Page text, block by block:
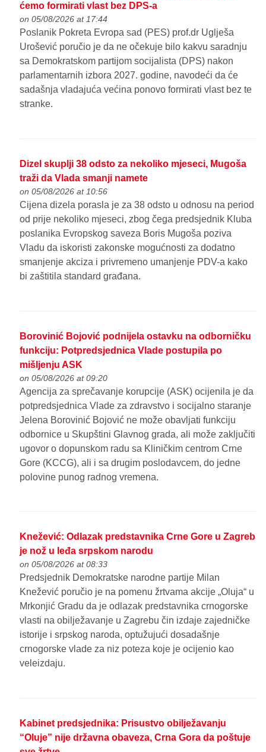
ćemo formirati vlast bez DPS-a
on 05/08/2026 at 17:44
Poslanik Pokreta Evropa sad (PES) prof.dr Uglješa
Urošević poručio je da ne očekuje bilo kakvu saradnju
sa Demokratskom partijom socijalista (DPS) nakon
parlamentarnih izbora 2027. godine, navodeći da će
sadašnja vladajuća većina ponovo formirati vlast bez te
stranke.
Dizel skuplji 38 odsto za nekoliko mjeseci, Mugoša
traži da Vlada smanji namete
on 05/08/2026 at 10:56
Cijena dizela porasla je za 38 odsto u odnosu na period
od prije nekoliko mjeseci, zbog čega predsjednik Kluba
poslanika Evropskog saveza Boris Mugoša poziva
Vladu da iskoristi zakonske mogućnosti za dodatno
smanjenje akciza i privremeno umanjenje PDV-a kako
bi zaštitila standard građana.
Borovinić Bojović podnijela ostavku na odborničku
funkciju: Potpredsjednica Vlade postupila po
mišljenju ASK
on 05/08/2026 at 09:20
Agencija za sprečavanje korupcije (ASK) ocijenila je da
potpredsjednica Vlade za zdravstvo i socijalno staranje
Jelena Borovinić Bojović ne može obavljati funkciju
odbornice u Skupštini Glavnog grada, ali može zaključiti
ugovor o dopunskom radu sa Kliničkim centrom Crne
Gore (KCCG), ali i sa drugim poslodavcem, do jedne
polovine punog radnog vremena.
Knežević: Odlazak predstavnika Crne Gore u Zagreb
je nož u leđa srpskom narodu
on 05/08/2026 at 08:33
Predsjednik Demokratske narodne partije Milan
Knežević poručio je na pomenu žrtvama akcije „Oluja“ u
Mrkonjić Gradu da je odlazak predstavnika crnogorske
vlasti na obilježavanje u Zagrebu čin izdaje zajedničke
istorije i srpskog naroda, optužujući dosadašnje
crnogorske vlade za niz poteza koje je ocijenio kao
veleizdaju.
Kabinet predsjednika: Prisustvo obilježavanju
“Oluje” nije državna obaveza, Crna Gora da poštuje